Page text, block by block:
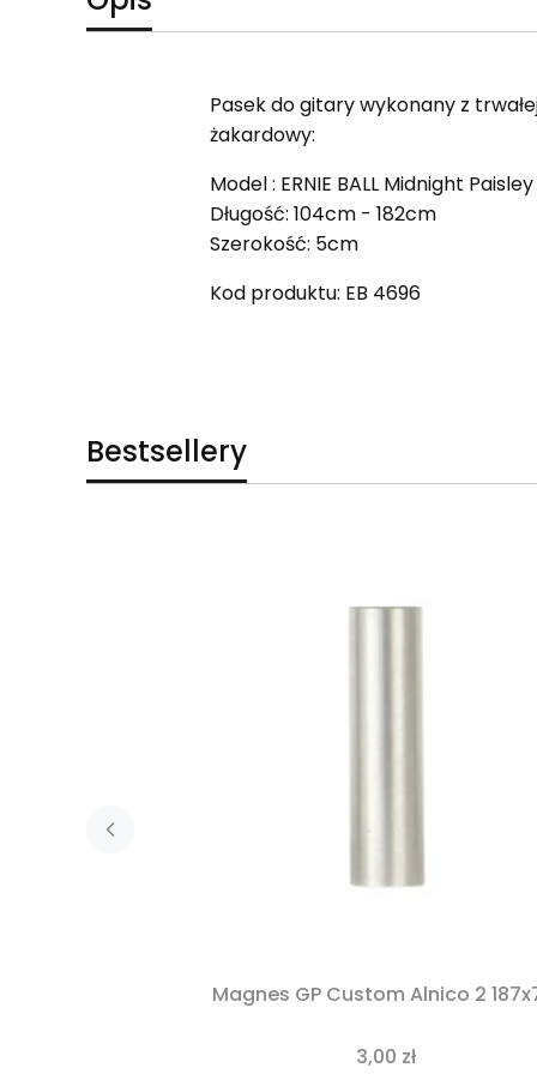
Pasek do gitary wykonany z
żakardowy:
Model : ERNIE BALL Midnight
Długość: 104cm - 182cm
Szerokość: 5cm
Kod produktu: EB 4696
Bestsellery
Magnes GP Custom Alnico 2
3,00 zł